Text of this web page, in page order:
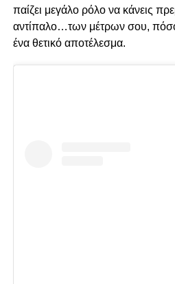
παίζει μεγάλο ρόλο να κάνεις
αντίπαλο…των μέτρων σου,
ένα θετικό αποτέλεσμα.